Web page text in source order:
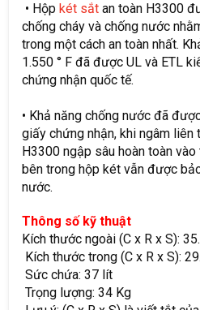
• Hộp két sắt an toàn H3300
chống cháy và chống nước
trong một cách an toàn nhất.
1.550 ° F đã được UL và ETL
chứng nhận quốc tế.
• Khả năng chống nước đã
giấy chứng nhận, khi ngâm liên
H3300 ngập sâu hoàn toàn
bên trong hộp két vẫn được
nước.
Thông số kỹ thuật
Kích thước ngoài (C x R x S):
Kích thước trong (C x R x S):
Sức chứa: 37 lít
Trọng lượng: 34 Kg